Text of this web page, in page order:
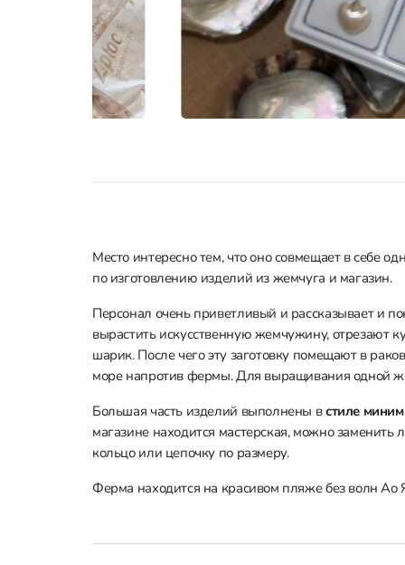
Место интересно тем, что оно совмещает в себе
по изготовлению изделий из жемчуга и магазин.
Персонал очень приветливый и рассказывает и
вырастить искусственную жемчужину, отрезают
шарик. После чего эту заготовку помещают в
море напротив фермы. Для выращивания одной
Большая часть изделий выполнены встиле
магазине находится мастерская, можно
кольцо или цепочку по размеру.
Ферма находится на красивом пляже без волн Ао